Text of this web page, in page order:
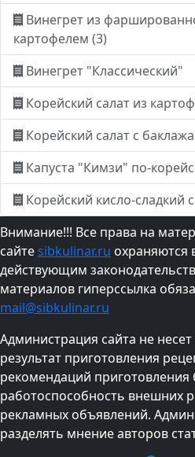
Винегрет из
картофелем (3)
Винегрет "Классический"
Корейский салат из
Корейский салат с
Капуста "Кимзи" по-
Корейский кисло-сладкий
Внимание!!! Все права на
сайтеsibkulinar.ru охраняются
действующим
материалов гиперссылка
mail@sibkulinar.ru
Администрация сайта не несет
результат приготовления
рекомендаций приготовления
работоспособность внешних
рекламных объявлений.
разделять мнение авторов